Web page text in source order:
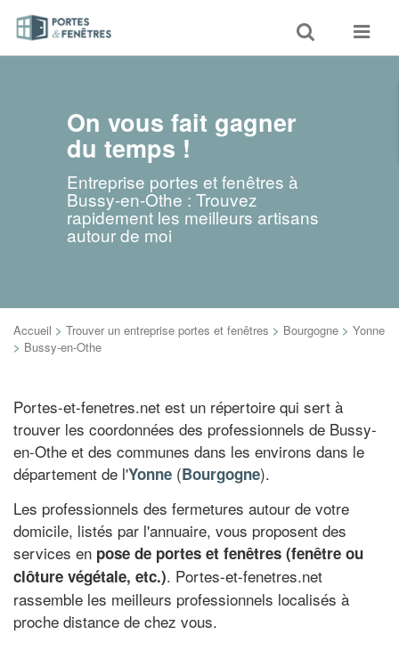
Toggle
search
Toggle
On vous fait gagner
du temps !
Entreprise portes et fenêtres à
Bussy-en-Othe : Trouvez
rapidement les meilleurs artisans
autour de moi
Accueil > Trouver un entreprise portes et fenêtres > Bourgogne > Yonne
> Bussy-en-Othe
Portes-et-fenetres.net est un répertoire qui sert à
trouver les coordonnées des professionnels de Bussy-
en-Othe et des communes dans les environs dans le
département de l'Yonne (Bourgogne).
Les professionnels des fermetures autour de votre
domicile, listés par l'annuaire, vous proposent des
services en pose de portes et fenêtres (fenêtre ou
clôture végétale, etc.). Portes-et-fenetres.net
rassemble les meilleurs professionnels localisés à
proche distance de chez vous.